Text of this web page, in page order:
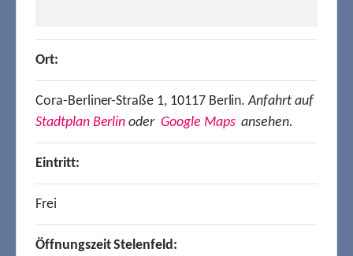
Ort:
Cora-Berliner-Straße 1, 10117 Berlin.Anfahrt auf
Stadtplan Berlin oder Google Mapsansehen.
Eintritt:
Frei
Öffnungszeit Stelenfeld: